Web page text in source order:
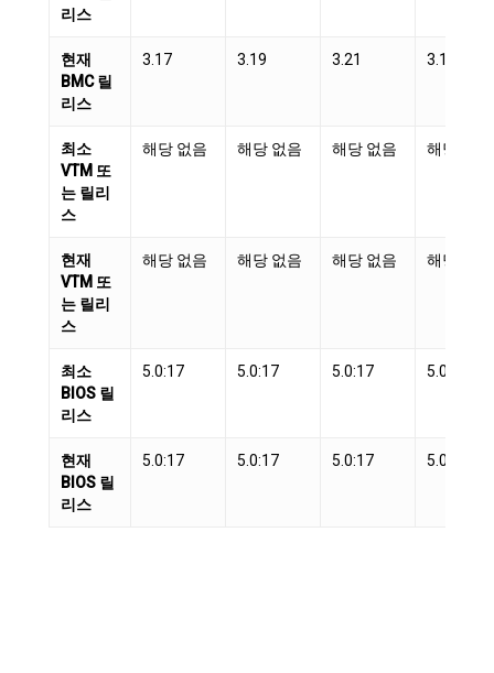
리스
현재
BMC 릴
리스
3.17 3.19 3.21 3.19
최소
VTM 또
는 릴리
스
해당 없음 해당 없음 해당 없음 해당 없음
현재
VTM 또
는 릴리
스
해당 없음 해당 없음 해당 없음 해당 없음
최소
BIOS 릴
리스
5.0:17 5.0:17 5.0:17 5.0:17
현재
BIOS 릴
리스
5.0:17 5.0:17 5.0:17 5.0:17